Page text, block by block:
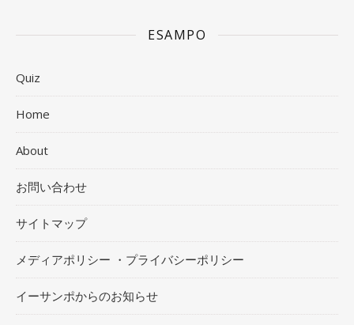
ESAMPO
Quiz
Home
About
お問い合わせ
サイトマップ
メディアポリシー ・プライバシーポリシー
イーサンポからのお知らせ